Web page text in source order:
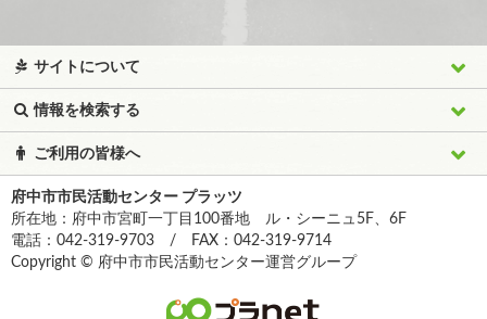
サイトについて
情報を検索する
ご利用の皆様へ
府中市市民活動センター プラッツ
所在地：府中市宮町一丁目100番地 ル・シーニュ5F、6F
電話：042-319-9703 / FAX：042-319-9714
Copyright © 府中市市民活動センター運営グループ